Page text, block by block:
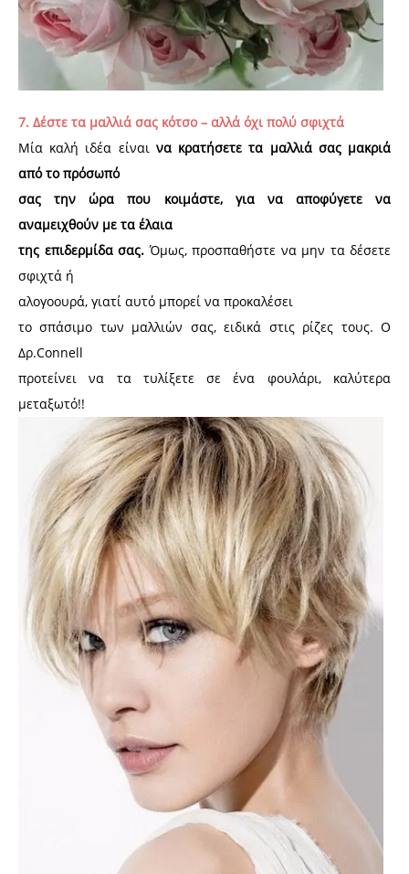
7. Δέστε τα μαλλιά σας κότσο – αλλά όχι πολύ σφιχτά
Μία καλή ιδέα είναι να κρατήσετε τα μαλλιά σας μακριά
από το πρόσωπό
σας την ώρα που κοιμάστε, για να αποφύγετε να
αναμειχθούν με τα έλαια
της επιδερμίδα σας. Όμως, προσπαθήστε να μην τα δέσετε
σφιχτά ή
αλογοουρά, γιατί αυτό μπορεί να προκαλέσει
το σπάσιμο των μαλλιών σας, ειδικά στις ρίζες τους. Ο
Δρ.Connell
προτείνει να τα τυλίξετε σε ένα φουλάρι, καλύτερα
μεταξωτό!!